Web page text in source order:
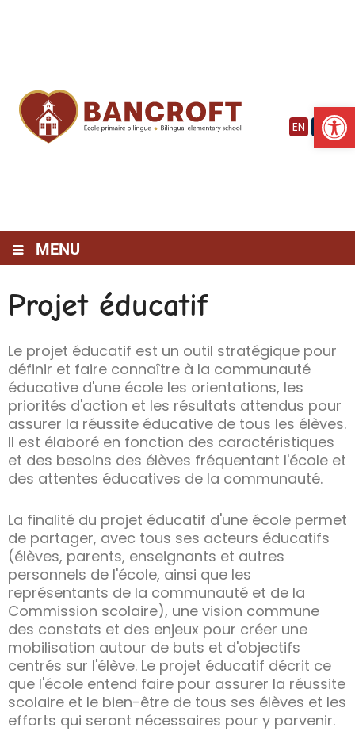
EN FR
MENU
Projet éducatif
Le projet éducatif est un outil stratégique pour
définir et faire connaître à la communauté
éducative d'une école les orientations, les
priorités d'action et les résultats attendus pour
assurer la réussite éducative de tous les élèves.
Il est élaboré en fonction des caractéristiques
et des besoins des élèves fréquentant l'école et
des attentes éducatives de la communauté.
La finalité du projet éducatif d'une école permet
de partager, avec tous ses acteurs éducatifs
(élèves, parents, enseignants et autres
personnels de l'école, ainsi que les
représentants de la communauté et de la
Commission scolaire), une vision commune
des constats et des enjeux pour créer une
mobilisation autour de buts et d'objectifs
centrés sur l'élève. Le projet éducatif décrit ce
que l'école entend faire pour assurer la réussite
scolaire et le bien-être de tous ses élèves et les
efforts qui seront nécessaires pour y parvenir.